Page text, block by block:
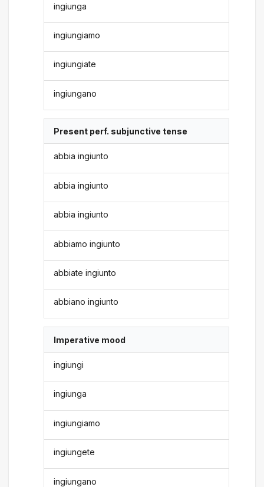
ingiunga
ingiungiamo
ingiungiate
ingiungano
Present perf. subjunctive tense
abbia ingiunto
abbia ingiunto
abbia ingiunto
abbiamo ingiunto
abbiate ingiunto
abbiano ingiunto
Imperative mood
ingiungi
ingiunga
ingiungiamo
ingiungete
ingiungano